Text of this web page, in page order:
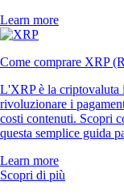
Learn more
Come comprare XRP
L'XRP è la criptovaluta
rivoluzionare i
costi contenuti. Scopri
questa semplice guida
Learn more
Scopri di più